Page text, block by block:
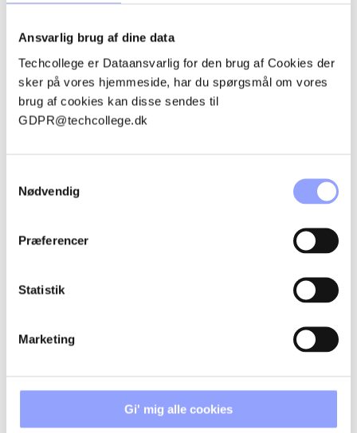
Ansvarlig brug af dine data
Techcollege er Dataansvarlig for den brug af Cookies der
sker på vores hjemmeside, har du spørgsmål om vores
brug af cookies kan disse sendes til
GDPR@techcollege.dk
Nødvendig
Præferencer
Statistik
Marketing
Gi' mig alle cookies
FORDELAGTIGE DELTAGERVILKÅR
TILSKUD OG ØKONOMI
KONTAKTPERSONER